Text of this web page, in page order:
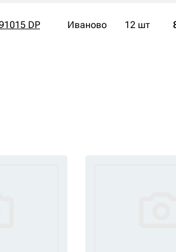
DP Иваново 12 шт